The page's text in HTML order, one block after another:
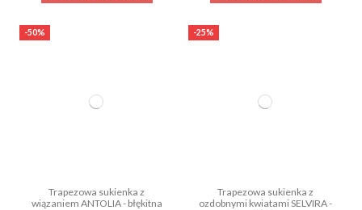
-50%
Trapezowa sukienka z
wiązaniem ANTOLIA - błękitna
-25%
Trapezowa sukienka z
ozdobnymi kwiatami SELVIRA -